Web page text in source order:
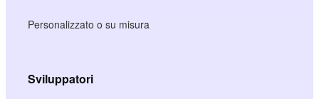
Personalizzato o su misura
Sviluppatori